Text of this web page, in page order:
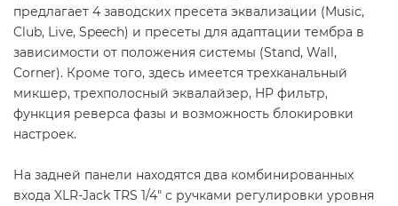
предлагает 4 заводских пресета эквализации (Music,
Club, Live, Speech) и пресеты для адаптации тембра в
зависимости от положения системы (Stand, Wall,
Corner). Кроме того, здесь имеется трехканальный
микшер, трехполосный эквалайзер, HP фильтр,
функция реверса фазы и возможность блокировки
настроек.
На задней панели находятся два комбинированных
входа XLR-Jack TRS 1/4" с ручками регулировки уровня